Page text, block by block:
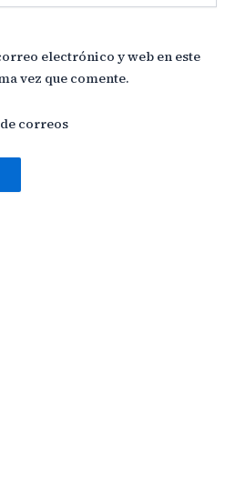
electrónico y web en este
vez que comente.
correos